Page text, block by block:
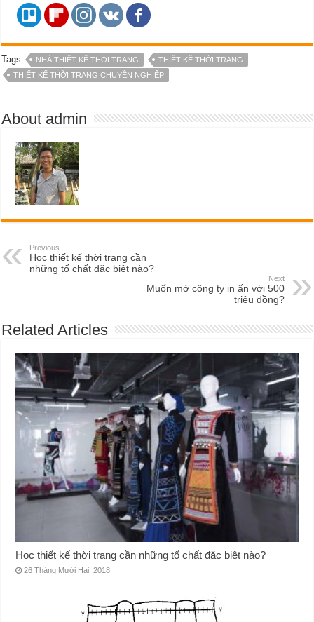
Tags NHÀ THIẾT KẾ THỜI TRANG
THIẾT KẾ THỜI TRANG
THIẾT KẾ THỜI TRANG CHUYÊN NGHIỆP
About admin
Previous
Học thiết kế thời trang cần
những tố chất đặc biệt nào?
Next
Muốn mở công ty in ấn với 500
triệu đồng?
Related Articles
Học thiết kế thời trang cần những tố chất đặc biệt nào?
26 Tháng Mười Hai, 2018